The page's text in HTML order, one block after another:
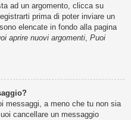
ad un argomento, clicca su
prima di poter inviare un
elencate in fondo alla pagina
aprire nuovi argomenti Puoi
messaggi, a meno che tu non sia
cancellare un messaggio